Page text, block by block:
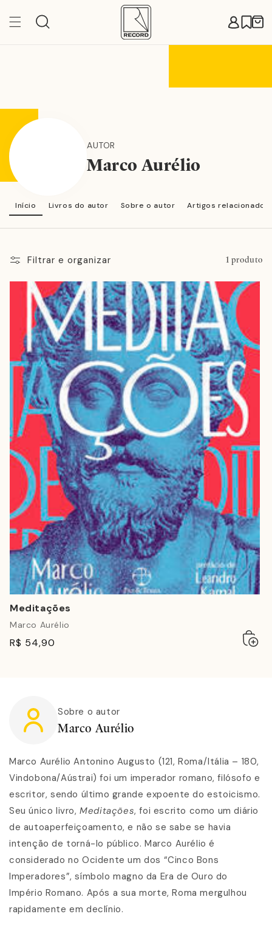
para o
conteúdo
AUTOR
Marco Aurélio
Início Livros do autor Sobre o autor Artigos relacionados
Filtrar e organizar 1 produto
Meditações
Marco Aurélio
R$ 54,90
ao
Sobre o autor
Marco Aurélio
Marco Aurélio Antonino Augusto (121, Roma/Itália – 180,
Vindobona/Aústrai) foi um imperador romano, filósofo e
escritor, sendo último grande expoente do estoicismo.
Seu único livro,Meditações, foi escrito como um diário
de autoaperfeiçoamento, e não se sabe se havia
intenção de torná-lo público. Marco Aurélio é
considerado no Ocidente um dos “Cinco Bons
Imperadores”, símbolo magno da Era de Ouro do
Império Romano. Após a sua morte, Roma mergulhou
rapidamente em declínio.